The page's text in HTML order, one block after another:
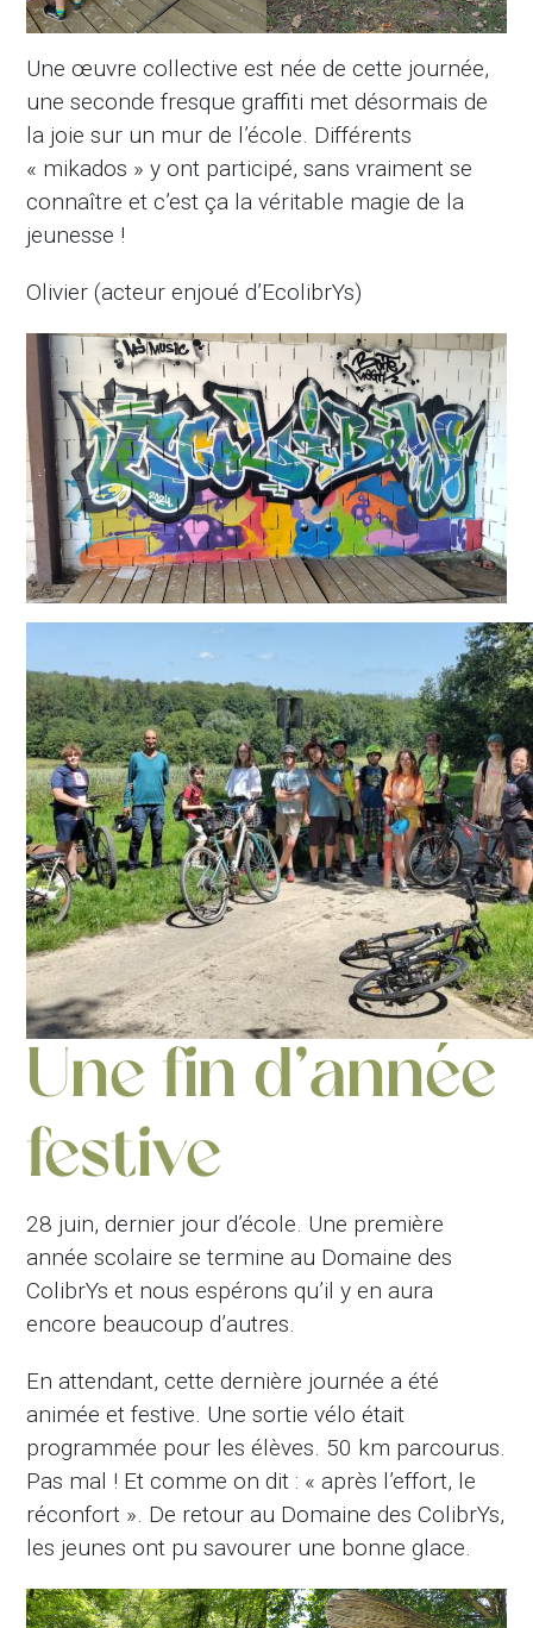
Une œuvre collective est née de cette journée,
une seconde fresque graffiti met désormais de
la joie sur un mur de l’école. Différents
« mikados » y ont participé, sans vraiment se
connaître et c’est ça la véritable magie de la
jeunesse !
Olivier (acteur enjoué d’EcolibrYs)
Une fin d’année
festive
28 juin, dernier jour d’école. Une première
année scolaire se termine au Domaine des
ColibrYs et nous espérons qu’il y en aura
encore beaucoup d’autres.
En attendant, cette dernière journée a été
animée et festive. Une sortie vélo était
programmée pour les élèves. 50 km parcourus.
Pas mal ! Et comme on dit : « après l’effort, le
réconfort ». De retour au Domaine des ColibrYs,
les jeunes ont pu savourer une bonne glace.